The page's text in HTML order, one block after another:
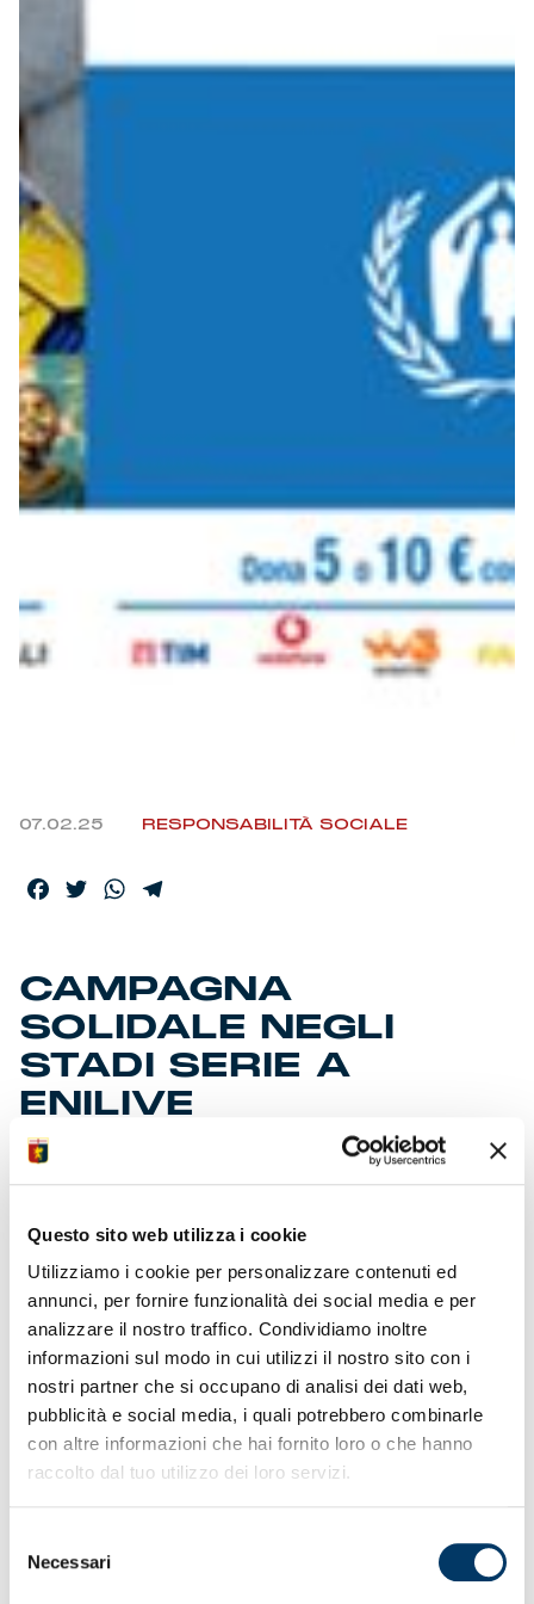
Questo sito web utilizza i cookie
Utilizziamo i cookie per personalizzare contenuti ed
annunci, per fornire funzionalità dei social media e per
analizzare il nostro traffico. Condividiamo inoltre
informazioni sul modo in cui utilizzi il nostro sito con i
nostri partner che si occupano di analisi dei dati web,
pubblicità e social media, i quali potrebbero combinarle
con altre informazioni che hai fornito loro o che hanno
raccolto dal tuo utilizzo dei loro servizi.
delNecessari
Mare
Accessori
Party
Outlet
Helan x Genoa
Isolani x Genoa
Gift Card Online Store
07.02.25 RESPONSABILITÀ SOCIALE
Facebook
TwitterWhatsApp
CAMPAGNA
SOLIDALE NEGLI
STADI SERIE A
ENILIVE
UNHCR – “Coloriamo il futuro dei bambini rifugiati”
Lo sport sostiene UNHCR
In occasione della 24a giornata di Serie A Enilive e in
collaborazione con la Lega Serie A, viene promossa la
Campagna “Coloriamo il futuro dei bambini rifugiati”,
lanciata dall’Agenzia ONU per i Rifugiati – UNHCR che ha
l’obiettivo di raccogliere fondi per garantire accesso
all’istruzione primaria e portare speranza nella vita di
tantissimi bambini e bambine in fuga da guerre e violenze.
Dall’1 al 23 febbraio la campagna può essere
Dei 14,8 milioni i bambini rifugiati in età scolare, quasi la
metà non ha la possibilità di andare a scuola. L’istruzione